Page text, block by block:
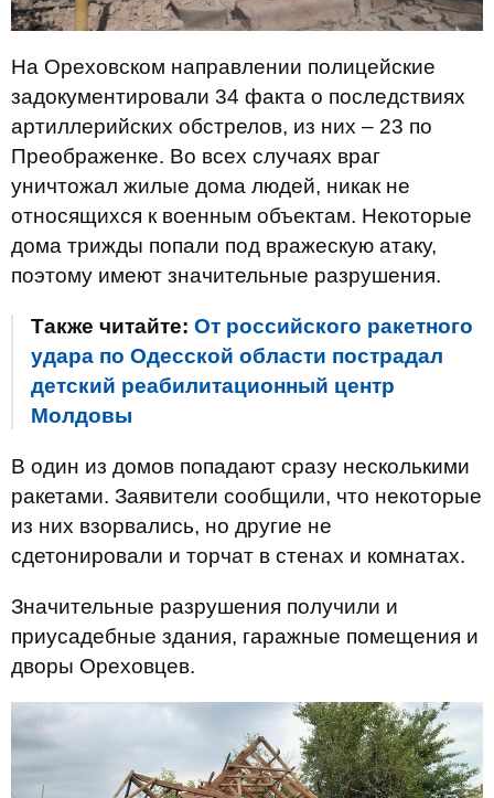
На Ореховском направлении полицейские
задокументировали 34 факта о последствиях
артиллерийских обстрелов, из них – 23 по
Преображенке. Во всех случаях враг
уничтожал жилые дома людей, никак не
относящихся к военным объектам. Некоторые
дома трижды попали под вражескую атаку,
поэтому имеют значительные разрушения.
Также читайте: От российского ракетного
удара по Одесской области пострадал
детский реабилитационный центр
Молдовы
В один из домов попадают сразу несколькими
ракетами. Заявители сообщили, что некоторые
из них взорвались, но другие не
сдетонировали и торчат в стенах и комнатах.
Значительные разрушения получили и
приусадебные здания, гаражные помещения и
дворы Ореховцев.